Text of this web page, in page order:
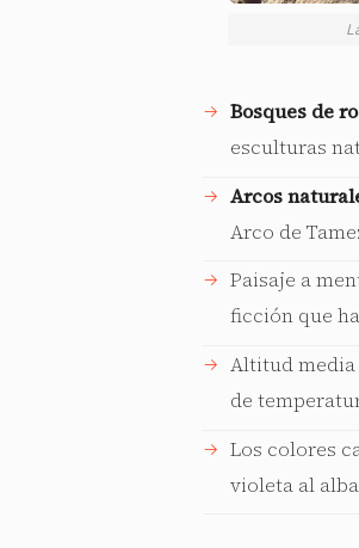
Bosques de
esculturas
Arcos
Arco de
Paisaje a
ficción que
Altitud media
de
Los colores
violeta al alba